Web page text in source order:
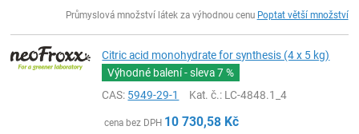
Průmyslová množství látek za výhodnou cenu Poptat větší množství
Citric acid monohydrate for synthesis (4 x 5 kg)
Výhodné balení - sleva7 %
CAS: 5949-29-1 Kat. č.: LC-4848.1_4
cena bez DPH 10 730,58 Kč